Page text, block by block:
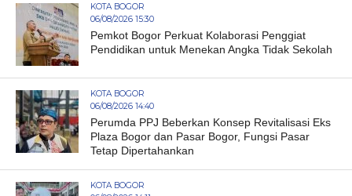
KOTA BOGOR
06/08/2026 15:30
Pemkot Bogor Perkuat Kolaborasi Penggiat
Pendidikan untuk Menekan Angka Tidak Sekolah
KOTA BOGOR
06/08/2026 14:40
Perumda PPJ Beberkan Konsep Revitalisasi Eks
Plaza Bogor dan Pasar Bogor, Fungsi Pasar
Tetap Dipertahankan
KOTA BOGOR